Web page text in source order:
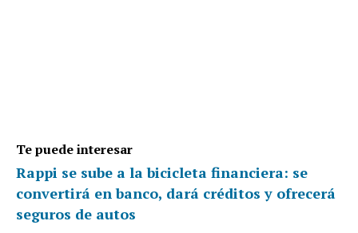
Te puede interesar
Rappi se sube a la bicicleta financiera: se
convertirá en banco, dará créditos y ofrecerá
seguros de autos